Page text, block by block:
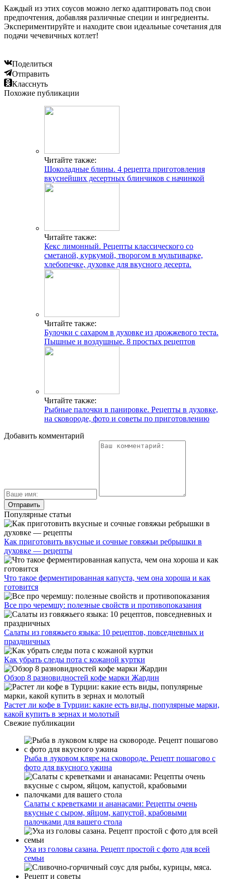
Каждый из этих соусов можно легко адаптировать под свои
предпочтения, добавляя различные специи и ингредиенты.
Экспериментируйте и находите свои идеальные сочетания для
подачи чечевичных котлет!
Поделиться
Отправить
Класснуть
Похожие публикации
Читайте также:
Шоколадные блины. 4 рецепта приготовления
вкуснейших десертных блинчиков с начинкой
Читайте также:
Кекс лимонный. Рецепты классического со
сметаной, куркумой, творогом в мультиварке,
хлебопечке, духовке для вкусного десерта.
Читайте также:
Булочки с сахаром в духовке из дрожжевого теста.
Пышные и воздушные. 8 простых рецептов
Читайте также:
Рыбные палочки в панировке. Рецепты в духовке,
на сковороде, фото и советы по приготовлению
Добавить комментарий
Популярные статьи
Как приготовить вкусные и сочные говяжьи ребрышки в
духовке — рецепты
Что такое ферментированная капуста, чем она хороша и как
готовится
Все про черемшу: полезные свойств и противопоказания
Салаты из говяжьего языка: 10 рецептов, повседневных и
праздничных
Как убрать следы пота с кожаной куртки
Обзор 8 разновидностей кофе марки Жардин
Растет ли кофе в Турции: какие есть виды, популярные марки,
какой купить в зернах и молотый
Свежие публикации
Рыба в луковом кляре на сковороде. Рецепт пошагово с
фото для вкусного ужина
Салаты с креветками и ананасами: Рецепты очень
вкусные с сыром, яйцом, капустой, крабовыми
палочками для вашего стола
Уха из головы сазана. Рецепт простой с фото для всей
семьи